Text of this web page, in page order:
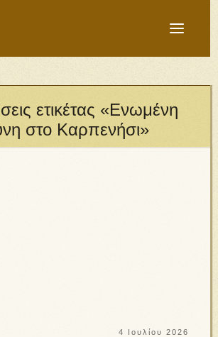
ετικέτας «Ενωμένη
στο Καρπενήσι»
4 Ιουλίου 2026